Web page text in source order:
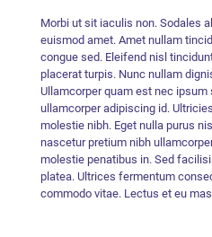
Morbi ut sit iaculis non. Sodales
euismod amet. Amet nullam
congue sed. Eleifend nisl
placerat turpis. Nunc nullam
Ullamcorper quam est nec
ullamcorper adipiscing id.
molestie nibh. Eget nulla purus
nascetur pretium nibh
molestie penatibus in. Sed
platea. Ultrices fermentum
commodo vitae. Lectus et eu